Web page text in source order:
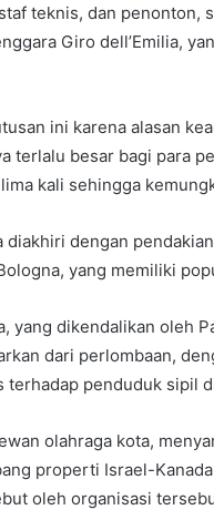
teknis, dan penonton,
Giro dell’Emilia,
ini karena alasan
terlalu besar bagi para
kali sehingga
diakhiri dengan
yang memiliki
yang dikendalikan oleh
dari perlombaan,
terhadap penduduk sipil
olahraga kota,
properti Israel-
oleh organisasi